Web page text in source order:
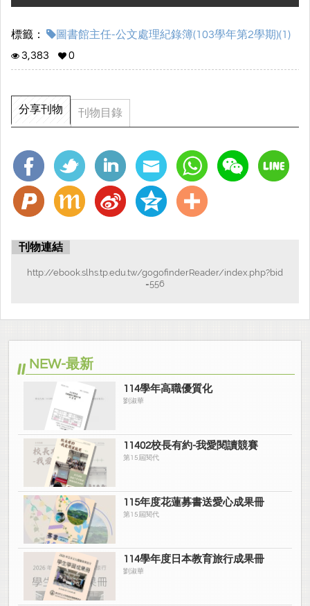
標籤：
圖書館主任-公文處理紀錄簿(103學年第2學期)(1)
3,383
0
分享刊物 刊物目錄
刊物連結
http://ebook.slhs.tp.edu.tw/gogofinderReader/index.php?bid
=556
NEW-最新
114學年高職優質化
劉淑華
11402校長有約-我愛閱讀競賽
第15屆閱代
115年度花蓮募書送愛心成果冊
第15屆閱代
114學年度日本教育旅行成果冊
劉淑華